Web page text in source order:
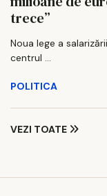
trece”
Noua lege a
centrul ...
POLITICA
VEZI TOATE